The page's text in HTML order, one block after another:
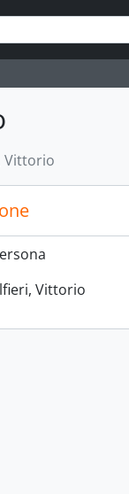
Vittorio
Vittorio